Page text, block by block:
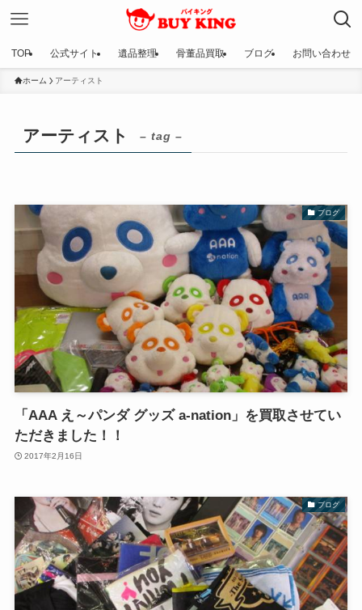
TOP 公式サイト 遺品整理 骨董品買取 ブログ お問い合わせ
ホーム アーティスト
アーティスト – tag –
ブログ
「AAA え～パンダ グッズ a-nation」を買取させてい
ただきました！！
2017年2月16日
ブログ